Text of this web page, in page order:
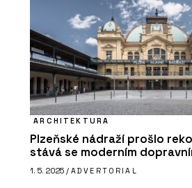
ARCHITEKTURA
Plzeňské nádraží prošlo
stává se moderním
1. 5. 2025 / ADVERTORIAL